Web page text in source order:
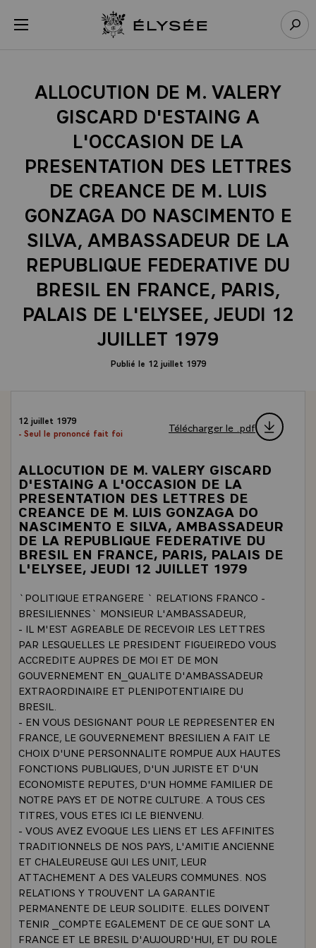
menu Retour à l’accueil Élysée
ALLOCUTION DE M. VALERY
GISCARD D'ESTAING A
L'OCCASION DE LA
PRESENTATION DES LETTRES
DE CREANCE DE M. LUIS
GONZAGA DO NASCIMENTO E
SILVA, AMBASSADEUR DE LA
REPUBLIQUE FEDERATIVE DU
BRESIL EN FRANCE, PARIS,
PALAIS DE L'ELYSEE, JEUDI 12
JUILLET 1979
Publié le 12 juillet 1979
12 juillet 1979
- Seul le prononcé fait foi
Télécharger le .pdf
ALLOCUTION DE M. VALERY GISCARD
D'ESTAING A L'OCCASION DE LA
PRESENTATION DES LETTRES DE
CREANCE DE M. LUIS GONZAGA DO
NASCIMENTO E SILVA, AMBASSADEUR
DE LA REPUBLIQUE FEDERATIVE DU
BRESIL EN FRANCE, PARIS, PALAIS DE
L'ELYSEE, JEUDI 12 JUILLET 1979
`POLITIQUE ETRANGERE ` RELATIONS FRANCO -
BRESILIENNES` MONSIEUR L'AMBASSADEUR,
- IL M'EST AGREABLE DE RECEVOIR LES LETTRES
PAR LESQUELLES LE PRESIDENT FIGUEIREDO VOUS
ACCREDITE AUPRES DE MOI ET DE MON
GOUVERNEMENT EN_QUALITE D'AMBASSADEUR
EXTRAORDINAIRE ET PLENIPOTENTIAIRE DU
BRESIL.
- EN VOUS DESIGNANT POUR LE REPRESENTER EN
FRANCE, LE GOUVERNEMENT BRESILIEN A FAIT LE
CHOIX D'UNE PERSONNALITE ROMPUE AUX HAUTES
FONCTIONS PUBLIQUES, D'UN JURISTE ET D'UN
ECONOMISTE REPUTES, D'UN HOMME FAMILIER DE
NOTRE PAYS ET DE NOTRE CULTURE. A TOUS CES
TITRES, VOUS ETES ICI LE BIENVENU.
- VOUS AVEZ EVOQUE LES LIENS ET LES AFFINITES
TRADITIONNELS DE NOS PAYS, L'AMITIE ANCIENNE
ET CHALEUREUSE QUI LES UNIT, LEUR
ATTACHEMENT A DES VALEURS COMMUNES. NOS
RELATIONS Y TROUVENT LA GARANTIE
PERMANENTE DE LEUR SOLIDITE. ELLES DOIVENT
TENIR _COMPTE EGALEMENT DE CE QUE SONT LA
FRANCE ET LE BRESIL D'AUJOURD'HUI, ET DU ROLE
Panneau de gestion des cookies